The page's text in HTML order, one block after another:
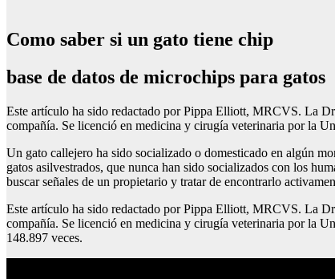
Como saber si un gato tiene chip
base de datos de microchips para gatos
Este artículo ha sido redactado por Pippa Elliott, MRCVS. La
compañía. Se licenció en medicina y cirugía veterinaria por la
Un gato callejero ha sido socializado o domesticado en algún
gatos asilvestrados, que nunca han sido socializados con los
buscar señales de un propietario y tratar de encontrarlo
Este artículo ha sido redactado por Pippa Elliott, MRCVS. La
compañía. Se licenció en medicina y cirugía veterinaria por la
148.897 veces.